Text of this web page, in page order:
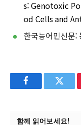
s: Genotoxic
od Cells and
한국농어민신문:
Facebook
함께 읽어보세요!